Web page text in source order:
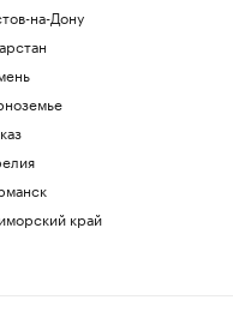
на-Дону
край